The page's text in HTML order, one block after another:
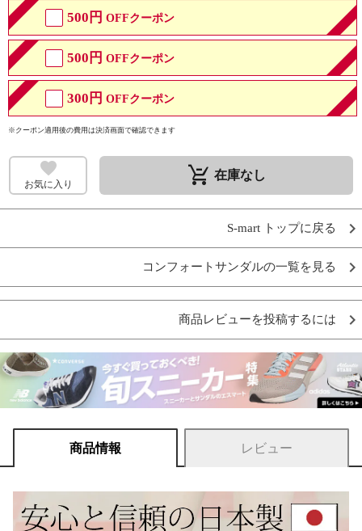
500円 OFFクーポン
500円 OFFクーポン
300円 OFFクーポン
※クーポン適用後の費用は決済画面で確認できます
お気に入り remove_shopping_cart 在庫なし
S-mart トップに戻る
コンフォートサンダルの一覧を見る
商品レビューを投稿するには
商品情報 レビュー